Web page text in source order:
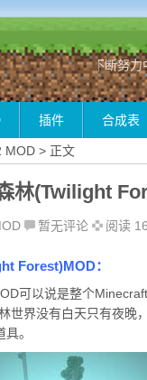
我们在不断努力中！
插件 合成表
MOD > 正文
林(Twilight
暂无评论 阅读
Forest)MOD：
可以说是整个
世界没有白天只有夜晚
。